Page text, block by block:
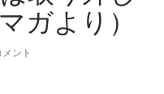
ガより）
ント